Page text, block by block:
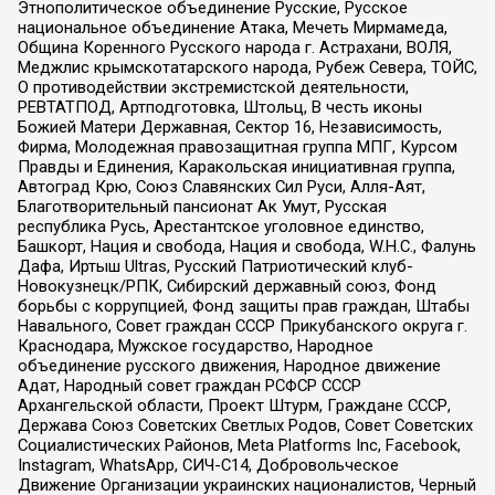
Этнополитическое объединение Русские, Русское
национальное объединение Атака, Мечеть Мирмамеда,
Община Коренного Русского народа г. Астрахани, ВОЛЯ,
Меджлис крымскотатарского народа, Рубеж Севера, ТОЙС,
О противодействии экстремистской деятельности,
РЕВТАТПОД, Артподготовка, Штольц, В честь иконы
Божией Матери Державная, Сектор 16, Независимость,
Фирма, Молодежная правозащитная группа МПГ, Курсом
Правды и Единения, Каракольская инициативная группа,
Автоград Крю, Союз Славянских Сил Руси, Алля-Аят,
Благотворительный пансионат Ак Умут, Русская
республика Русь, Арестантское уголовное единство,
Башкорт, Нация и свобода, Нация и свобода, W.H.С., Фалунь
Дафа, Иртыш Ultras, Русский Патриотический клуб-
Новокузнецк/РПК, Сибирский державный союз, Фонд
борьбы с коррупцией, Фонд защиты прав граждан, Штабы
Навального, Совет граждан СССР Прикубанского округа г.
Краснодара, Мужское государство, Народное
объединение русского движения, Народное движение
Адат, Народный совет граждан РСФСР СССР
Архангельской области, Проект Штурм, Граждане СССР,
Держава Союз Советских Светлых Родов, Совет Советских
Социалистических Районов, Meta Platforms Inc, Facebook,
Instagram, WhatsApp, СИЧ-С14, Добровольческое
Движение Организации украинских националистов, Черный